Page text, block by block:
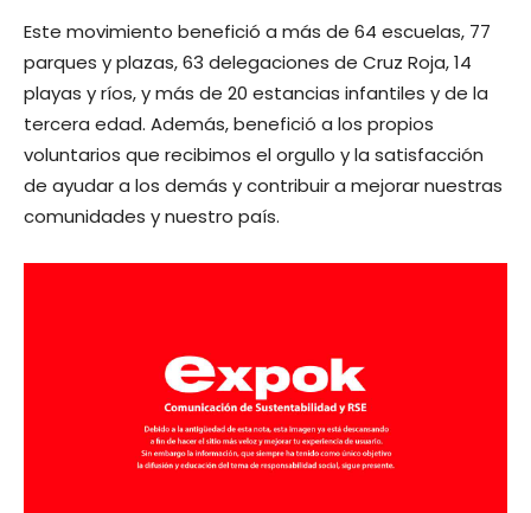
Este movimiento benefició a más de 64 escuelas, 77
parques y plazas, 63 delegaciones de Cruz Roja, 14
playas y ríos, y más de 20 estancias infantiles y de la
tercera edad. Además, benefició a los propios
voluntarios que recibimos el orgullo y la satisfacción
de ayudar a los demás y contribuir a mejorar nuestras
comunidades y nuestro país.